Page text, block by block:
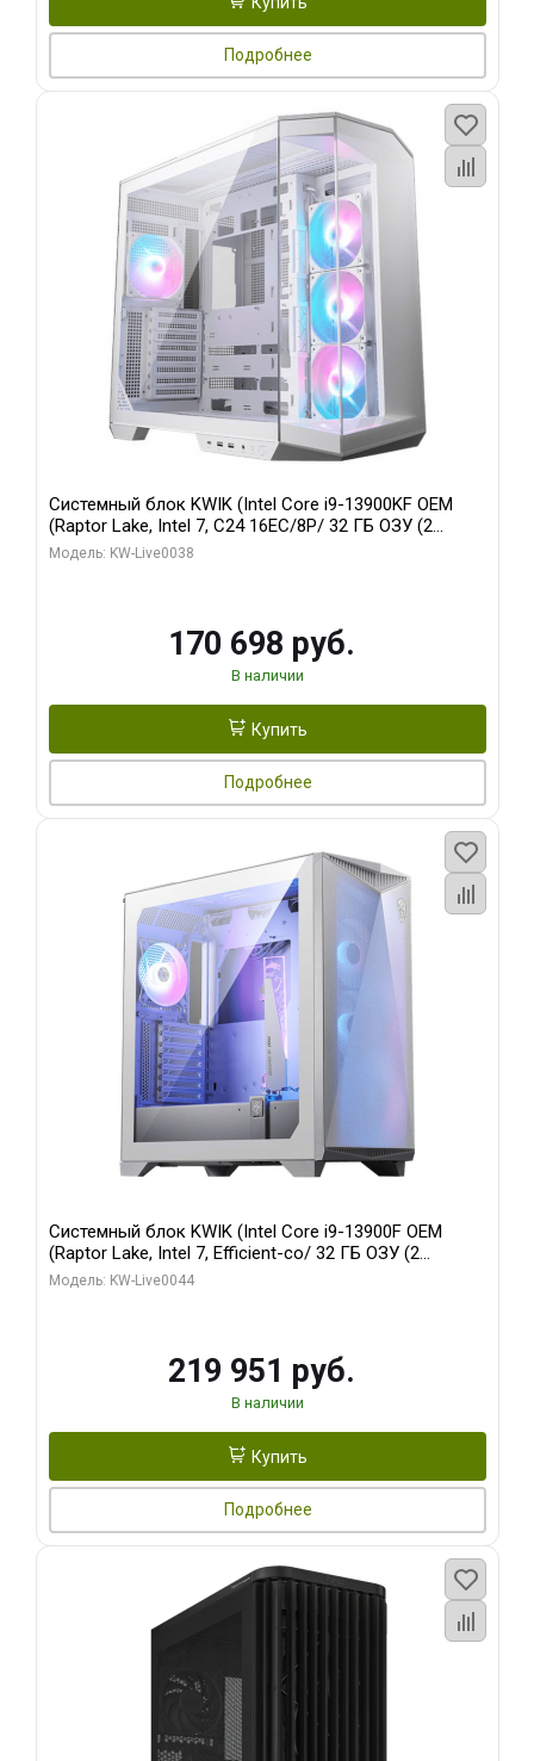
Подробнее
Системный блок KWIK (Intel Core i9-13900KF OEM
(Raptor Lake, Intel 7, C24 16EC/8P/ 32 ГБ ОЗУ (2
модуля)/ Gigabyte RX9070XT GAMING OC 16GB GDDR6
Модель: KW-Live0038
170 698 руб.
В наличии
Купить
Подробнее
Системный блок KWIK (Intel Core i9-13900F OEM
(Raptor Lake, Intel 7, Efficient-co/ 32 ГБ ОЗУ (2
модуля)/ Gigabyte RTX5070Ti AERO OC 16GB GDDR7
Модель: KW-Live0044
219 951 руб.
В наличии
Купить
Подробнее